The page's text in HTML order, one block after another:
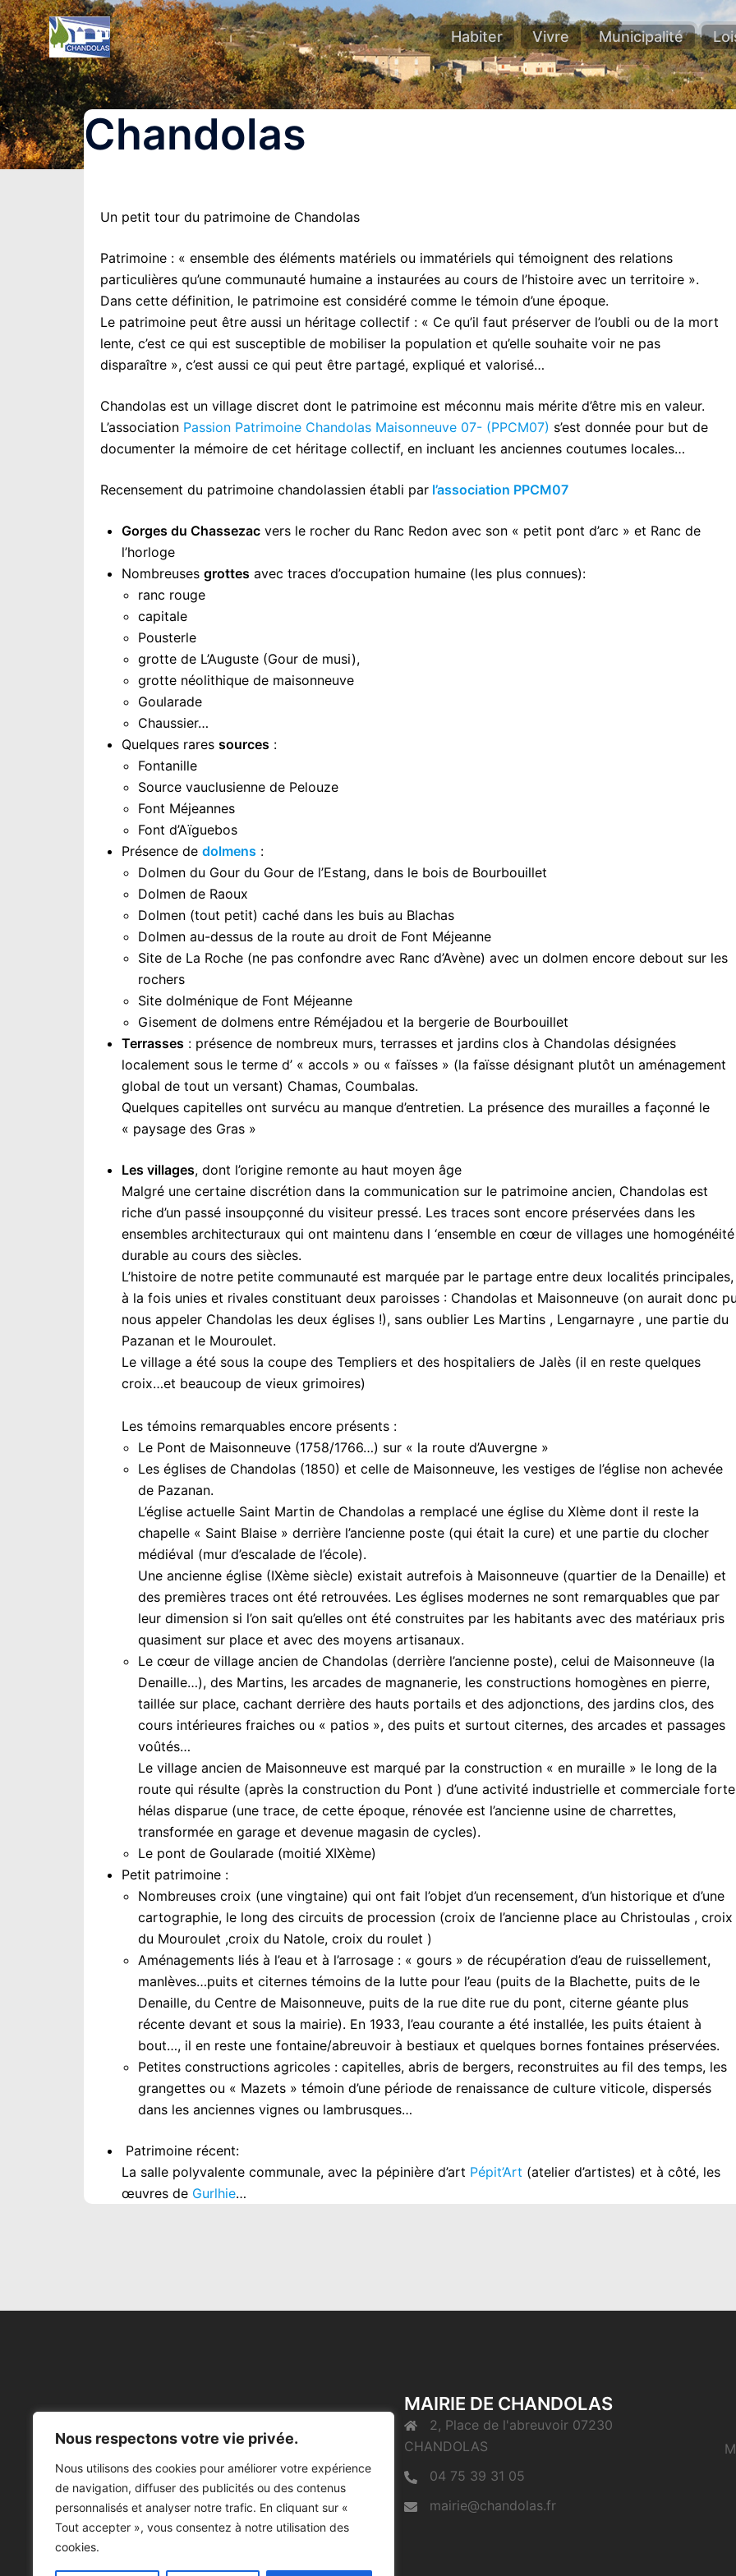
Nous respectons votre vie privée.
Nous utilisons des cookies pour améliorer votre expérience
de navigation, diffuser des publicités ou des contenus
personnalisés et analyser notre trafic. En cliquant sur «
Tout accepter », vous consentez à notre utilisation des
cookies.
Aller
au
contenu
Habiter Vivre Municipalité
Chandolas
Un petit tour du patrimoine de Chandolas
Patrimoine : « ensemble des éléments matériels ou immatériels qui témoignent des relations
particulières qu’une communauté humaine a instaurées au cours de l’histoire avec un territoire ».
Dans cette définition, le patrimoine est considéré comme le témoin d’une époque.
Le patrimoine peut être aussi un héritage collectif : « Ce qu’il faut préserver de l’oubli ou de la mort
lente, c’est ce qui est susceptible de mobiliser la population et qu’elle souhaite voir ne pas
disparaître », c’est aussi ce qui peut être partagé, expliqué et valorisé…
Chandolas est un village discret dont le patrimoine est méconnu mais mérite d’être mis en valeur.
L’association Passion Patrimoine Chandolas Maisonneuve 07- (PPCM07) s’est donnée pour but de
documenter la mémoire de cet héritage collectif, en incluant les anciennes coutumes locales…
Recensement du patrimoine chandolassien établi par l’association PPCM07
Gorges du Chassezacvers le rocher du Ranc Redon avec son « petit pont d’arc » et Ranc de
l’horloge
Nombreuses grottes avec traces d’occupation humaine (les plus connues):
ranc rouge
capitale
Pousterle
grotte de L’Auguste (Gour de musi),
grotte néolithique de maisonneuve
Goularade
Chaussier…
Quelques rares sources :
Fontanille
Source vauclusienne de Pelouze
Font Méjeannes
Font d’Aïguebos
Présence de dolmens :
Dolmen du Gour du Gour de l’Estang, dans le bois de Bourbouillet
Dolmen de Raoux
Dolmen (tout petit) caché dans les buis au Blachas
Dolmen au-dessus de la route au droit de Font Méjeanne
Site de La Roche (ne pas confondre avec Ranc d’Avène) avec un dolmen encore debout sur les
rochers
Site dolménique de Font Méjeanne
Gisement de dolmens entre Réméjadou et la bergerie de Bourbouillet
Terrasses : présence de nombreux murs, terrasses et jardins clos à Chandolas désignées
localement sous le terme d’ « accols » ou « faïsses » (la faïsse désignant plutôt un aménagement
global de tout un versant) Chamas, Coumbalas.
Quelques capitelles ont survécu au manque d’entretien. La présence des murailles a façonné le
« paysage des Gras »
Les villages, dont l’origine remonte au haut moyen âge
Malgré une certaine discrétion dans la communication sur le patrimoine ancien, Chandolas est
riche d’un passé insoupçonné du visiteur pressé. Les traces sont encore préservées dans les
ensembles architecturaux qui ont maintenu dans l ‘ensemble en cœur de villages une homogénéité
durable au cours des siècles.
L’histoire de notre petite communauté est marquée par le partage entre deux localités principales,
à la fois unies et rivales constituant deux paroisses : Chandolas et Maisonneuve (on aurait donc
nous appeler Chandolas les deux églises !), sans oublier Les Martins , Lengarnayre , une partie du
Pazanan et le Mouroulet.
Le village a été sous la coupe des Templiers et des hospitaliers de Jalès (il en reste quelques
croix…et beaucoup de vieux grimoires)
Les témoins remarquables encore présents :
Le Pont de Maisonneuve (1758/1766…) sur « la route d’Auvergne »
Les églises de Chandolas (1850) et celle de Maisonneuve, les vestiges de l’église non achevée
de Pazanan.
L’église actuelle Saint Martin de Chandolas a remplacé une église du XIème dont il reste la
chapelle « Saint Blaise » derrière l’ancienne poste (qui était la cure) et une partie du clocher
médiéval (mur d’escalade de l’école).
Une ancienne église (IXème siècle) existait autrefois à Maisonneuve (quartier de la Denaille) et
des premières traces ont été retrouvées. Les églises modernes ne sont remarquables que par
leur dimension si l’on sait qu’elles ont été construites par les habitants avec des matériaux pris
quasiment sur place et avec des moyens artisanaux.
Le cœur de village ancien de Chandolas (derrière l’ancienne poste), celui de Maisonneuve (la
Denaille…), des Martins, les arcades de magnanerie, les constructions homogènes en pierre,
taillée sur place, cachant derrière des hauts portails et des adjonctions, des jardins clos, des
cours intérieures fraiches ou « patios », des puits et surtout citernes, des arcades et passages
voûtés…
Le village ancien de Maisonneuve est marqué par la construction « en muraille » le long de la
route qui résulte (après la construction du Pont ) d’une activité industrielle et commerciale
hélas disparue (une trace, de cette époque, rénovée est l’ancienne usine de charrettes,
transformée en garage et devenue magasin de cycles).
Le pont de Goularade (moitié XIXème)
Petit patrimoine :
Nombreuses croix (une vingtaine) qui ont fait l’objet d’un recensement, d’un historique et d’une
cartographie, le long des circuits de procession (croix de l’ancienne place au Christoulas , croix
du Mouroulet ,croix du Natole, croix du roulet )
Aménagements liés à l’eau et à l’arrosage : « gours » de récupération d’eau de ruissellement,
manlèves…puits et citernes témoins de la lutte pour l’eau (puits de la Blachette, puits de le
Denaille, du Centre de Maisonneuve, puits de la rue dite rue du pont, citerne géante plus
récente devant et sous la mairie). En 1933, l’eau courante a été installée, les puits étaient à
bout…, il en reste une fontaine/abreuvoir à bestiaux et quelques bornes fontaines préservées.
Petites constructions agricoles : capitelles, abris de bergers, reconstruites au fil des temps, les
grangettes ou « Mazets » témoin d’une période de renaissance de culture viticole, dispersés
dans les anciennes vignes ou lambrusques…
Patrimoine récent:
La salle polyvalente communale, avec la pépinière d’art Pépit’Art (atelier d’artistes) et à côté, les
œuvres de Gurlhie…
MAIRIE DE CHANDOLAS
2, Place de l'abreuvoir 07230
CHANDOLAS
04 75 39 31 05
mairie@chandolas.fr